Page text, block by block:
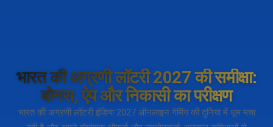
भारत की अग्रणी लॉटरी 2027 की समीक्षा:
बोनस, ऐप और निकासी का परीक्षण
भारत की अग्रणी लॉटरी इंडिया 2027 ऑनलाइन गेमिंग की दुनिया में धूम मचा